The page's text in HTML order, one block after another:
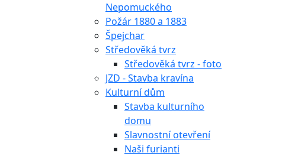
Nepomuckého
Požár 1880 a 1883
Špejchar
Středověká tvrz
Středověká tvrz - foto
JZD - Stavba kravína
Kulturní dům
Stavba kulturního
domu
Slavnostní otevření
Naši furianti